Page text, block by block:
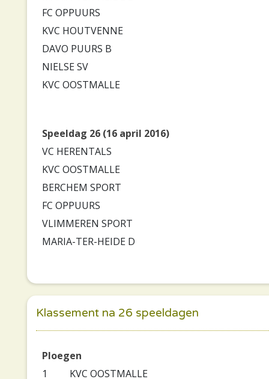
FC OPPUURS
KVC HOUTVENNE
DAVO PUURS B
NIELSE SV
KVC OOSTMALLE
Speeldag 26 (16 april 2016)
VC HERENTALS
KVC OOSTMALLE
BERCHEM SPORT
FC OPPUURS
VLIMMEREN SPORT
MARIA-TER-HEIDE D
Klassement na 26 speeldagen
Ploegen
1
KVC OOSTMALLE